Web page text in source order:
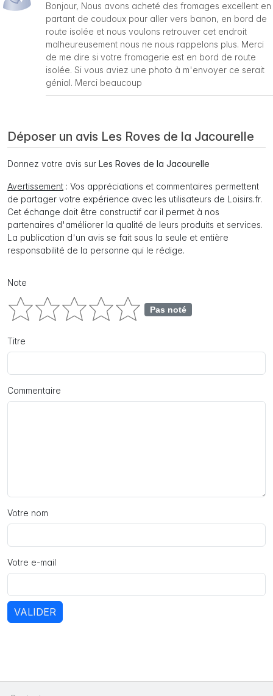
Bonjour, Nous avons acheté des fromages excellent en
partant de coudoux pour aller vers banon, en bord de
route isolée et nous voulons retrouver cet endroit
malheureusement nous ne nous rappelons plus. Merci
de me dire si votre fromagerie est en bord de route
isolée. Si vous aviez une photo à m'envoyer ce serait
génial. Merci beaucoup
Déposer un avis Les Roves de la Jacourelle
Donnez votre avis sur Les Roves de la Jacourelle
Avertissement : Vos appréciations et commentaires permettent
de partager votre expérience avec les utilisateurs de Loisirs.fr.
Cet échange doit être constructif car il permet à nos
partenaires d'améliorer la qualité de leurs produits et services.
La publication d'un avis se fait sous la seule et entière
responsabilité de la personne qui le rédige.
Note
Pas noté
Titre
Commentaire
Votre nom
Votre e-mail
VALIDER